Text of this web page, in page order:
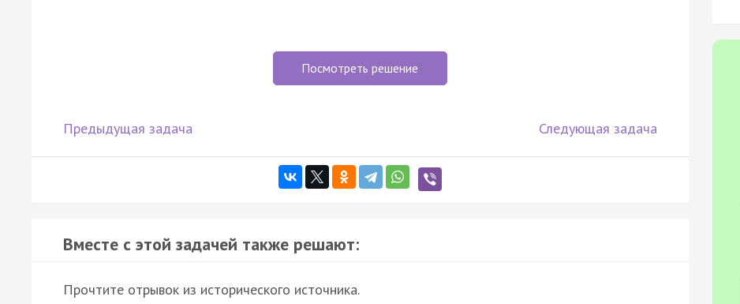
Посмотреть решение
Предыдущая задача Следующая задача
Вместе с этой задачей также решают:
Прочтите отрывок из исторического источника.